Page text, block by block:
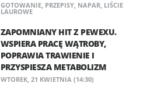
GOTOWANIE, PRZEPISY, NAPAR, LIŚCIE
LAUROWE
ZAPOMNIANY HIT Z PEWEXU.
WSPIERA PRACĘ WĄTROBY,
POPRAWIA TRAWIENIE I
PRZYSPIESZA METABOLIZM
WTOREK, 21 KWIETNIA (14:30)